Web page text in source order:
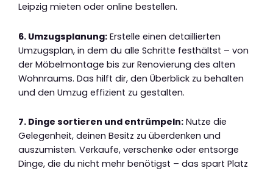
Leipzig mieten oder online bestellen.
6. Umzugsplanung: Erstelle einen detaillierten
Umzugsplan, in dem du alle Schritte festhältst – von
der Möbelmontage bis zur Renovierung des alten
Wohnraums. Das hilft dir, den Überblick zu behalten
und den Umzug effizient zu gestalten.
7. Dinge sortieren und entrümpeln: Nutze die
Gelegenheit, deinen Besitz zu überdenken und
auszumisten. Verkaufe, verschenke oder entsorge
Dinge, die du nicht mehr benötigst – das spart Platz